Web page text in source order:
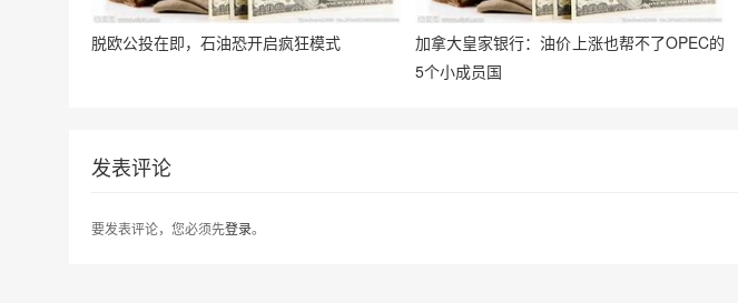
脱欧公投在即，石油恐开启疯狂模式
加拿大皇家银行：油价上涨也帮不了OPEC的
5个小成员国
发表评论
要发表评论，您必须先登录。